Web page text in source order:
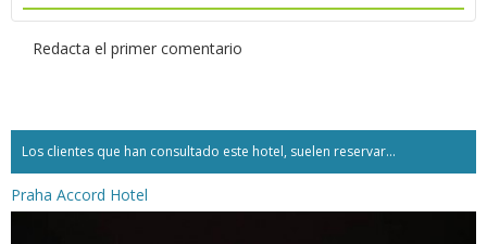
Redacta el primer comentario
Los clientes que han consultado este hotel, suelen reservar...
Praha Accord Hotel